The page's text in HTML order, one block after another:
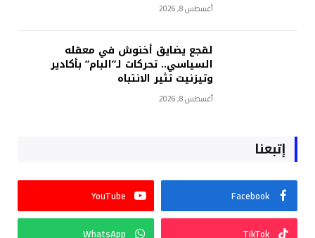
أغسطس 8, 2026
لقجع يضايق أخنوش في معقله
السياسي.. تحركات لـ”البام” بأكادير
وتيزنيت تثير الانتباه
أغسطس 8, 2026
إتبعنا
Facebook
YouTube
TikTok
WhatsApp